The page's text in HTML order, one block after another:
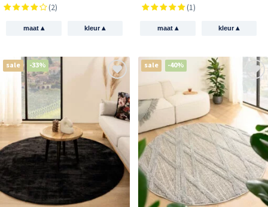
(2)
maat ▴ kleur▴
(1)
maat ▴ kleur▴
sale -33% sale -40%